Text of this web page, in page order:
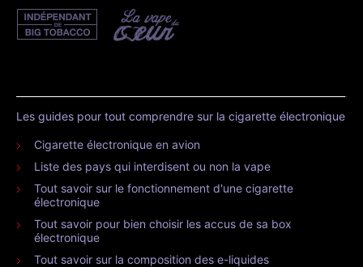
Les guides pour tout comprendre sur la cigarette électronique
Cigarette électronique en avion
Liste des pays qui interdisent ou non la vape
Tout savoir sur le fonctionnement d'une cigarette
électronique
Tout savoir pour bien choisir les accus de sa box
électronique
Tout savoir sur la composition des e-liquides